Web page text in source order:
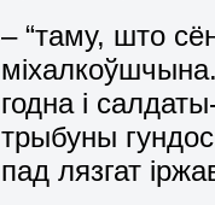
– “таму, што
годна і
трыбуны
пад лязгат